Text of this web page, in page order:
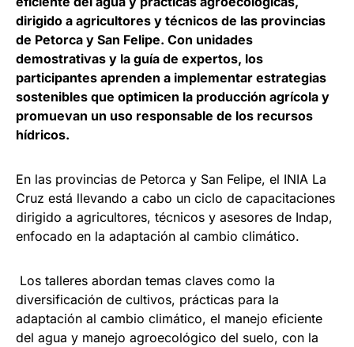
dirigido a agricultores y técnicos de las provincias
de Petorca y San Felipe. Con unidades
demostrativas y la guía de expertos, los
participantes aprenden a implementar estrategias
sostenibles que optimicen la producción agrícola y
promuevan un uso responsable de los recursos
hídricos.
En las provincias de Petorca y San Felipe, el INIA La
Cruz está llevando a cabo un ciclo de capacitaciones
dirigido a agricultores, técnicos y asesores de Indap,
enfocado en la adaptación al cambio climático.
Los talleres abordan temas claves como la
diversificación de cultivos, prácticas para la
adaptación al cambio climático, el manejo eficiente
del agua y manejo agroecológico del suelo, con la